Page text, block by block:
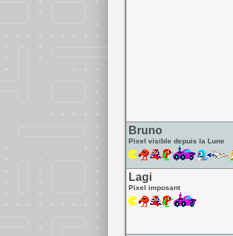
Bruno
Pixel visible depuis la Lune
Lagi
Pixel imposant